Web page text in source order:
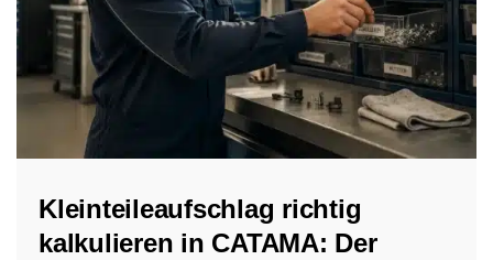
Kleinteileaufschlag richtig
kalkulieren in CATAMA: Der